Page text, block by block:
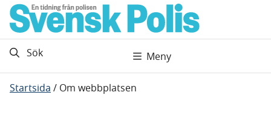
Gå direkt till innehåll
Sök Meny
Startsida / Om webbplatsen